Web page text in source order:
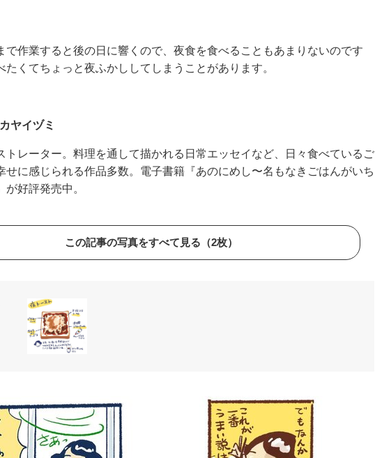
で作業すると後の日に響くので、夜食を食べることもあまりないのです
たくてちょっと夜ふかししてしまうことがあります。
ヤイヅミ
トレーター。料理を通して描かれる日常エッセイなど、日々食べているご
せに感じられる作品多数。電子書籍『あのにめし〜名もなきごはんがいち
が好評発売中。
この記事の写真をすべて見る（2枚）